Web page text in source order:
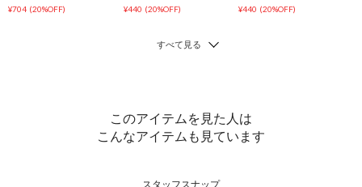
¥704 (20%OFF)
¥440 (20%OFF)
¥440 (20%OFF)
このアイテムを見た人は
こんなアイテムも見ています
スタッフスナップ